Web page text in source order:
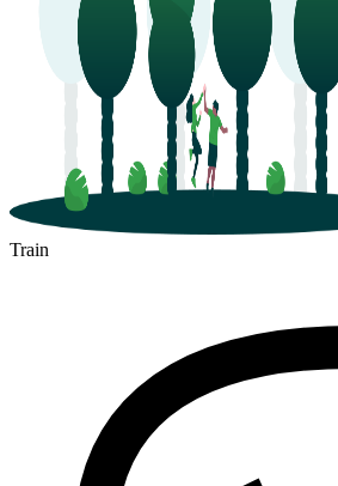
Train